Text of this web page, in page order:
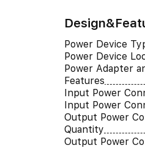
Power Device
Power Device
Power Adapter
Features
Input Power
Input Power
Output Power
Quantity
Output Power